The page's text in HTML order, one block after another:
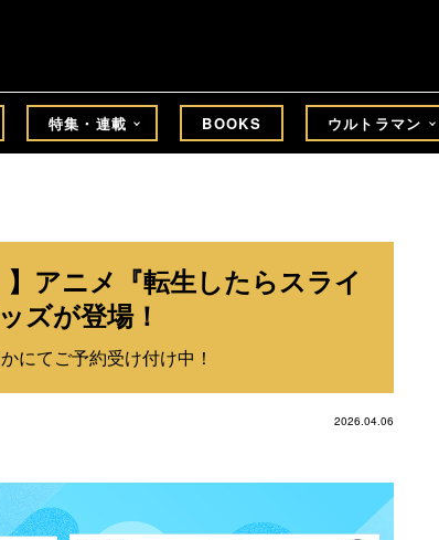
特集・連載 BOOKS ウルトラマン
】アニメ『転生したらスライ
ズが登場！
にてご予約受け付け中！
2026.04.06